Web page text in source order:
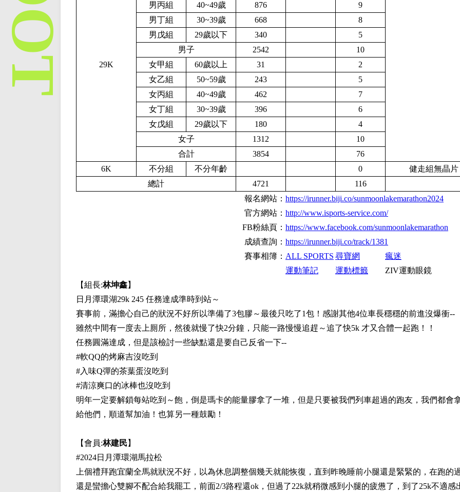
29K
男丙組
40~49歲 876
9
男丁組
30~39歲 668
8
男戊組
29歲以下 340
5
男子
2542
10
女甲組
60歲以上 31
2
女乙組
50~59歲 243
5
女丙組
40~49歲 462
7
女丁組
30~39歲 396
6
女戊組
29歲以下 180
4
女子
1312
10
合計
3854
76
6K 不分組 不分年齡 0
健走組無晶片
總計
4721
116
報名網站： https://irunner.biji.co/sunmoonlakemarathon2024
官方網站： http://www.isports-service.com/
FB粉絲頁： https://www.facebook.com/sunmoonlakemarathon
成績查詢： https://irunner.biji.co/track/1381
賽事相簿： ALL SPORTS 尋寶網
瘋迷
運動筆記
運動標籤
ZIV運動眼鏡
【組長:林坤鑫】
日月潭環湖29k 245 任務達成準時到站～
賽事前，滿擔心自己的狀況不好所以準備了3包膠～最後只吃了1包！感謝其他4位車長穩穩的前進沒爆衝--
雖然中間有一度去上厠所，然後就慢了快2分鐘，只能一路慢慢追趕～追了快5k 才又合體一起跑！！
任務圓滿達成，但是該檢討一些缺點還是要自己反省一下--
#軟QQ的烤麻吉沒吃到
#入味Q彈的茶葉蛋沒吃到
#清涼爽口的冰棒也沒吃到
明年一定要解鎖每站吃到～飽，倒是瑪卡的能量膠拿了一堆，但是只要被我們列車超過的跑友，我們都會
給他們，順道幫加油！也算另一種鼓勵！
【會員:林建民】
#2024日月潭環湖馬拉松
上個禮拜跑宜蘭全馬就狀況不好，以為休息調整個幾天就能恢復，直到昨晚睡前小腿還是緊緊的，在跑的
還是蠻擔心雙腳不配合給我罷工，前面2/3路程還ok，但過了22k就稍微感到小腿的疲憊了，到了25k不適感